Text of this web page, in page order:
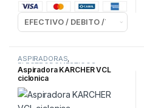
ASPIRADORAS,
ELECTRODOMESTICOS,
LIMPIEZA y ROPA
Aspiradora KARCHER VCL
ciclonica